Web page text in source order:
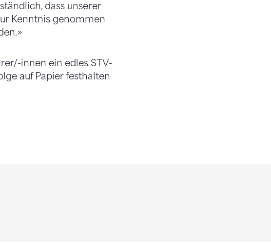
dass unserer
Kenntnis genommen
innen ein edles STV-
auf Papier festhalten